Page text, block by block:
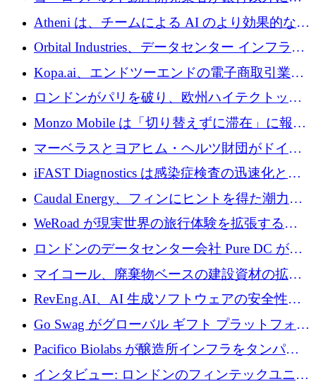
目を向けているため、InRentoの資金調達額は
1億ユーロを突破
Atheni は、チームによる AI のより効果的な使
用を支援するために 35 万ポンドを確保
Orbital Industries、データセンター インフラス
トラクチャ システムの拡張に 5,000 万ドルを
確保
Kopa.ai、エンドツーエンドの電子商取引業務
用の AI エージェントを構築するために 200
ロンドンがパリを破り、欧州ハイテクトップ
の座を奪還
Monzo Mobile は「切り替えずに滞在」に報酬
を与える
マーベラスとヨアヒム・ヘルツ財団がドイツ
の商業化ギャップを埋めるために2,000万ユー
ロのディープテック基金を立ち上げる
iFAST Diagnostics は感染症検査の迅速化と抗
菌薬耐性への取り組みに 500 万ポンドを寄付
Caudal Energy、フィンにヒントを得た潮力発
電技術の規模拡大に向けて 430 万ポンドを調
WeRoad が現実世界の旅行体験を拡張するた
めに 5,800 万ドルを獲得
ロンドンのデータセンター会社 Pure DC が欧
州と中東の拡張に 27 億ドルを確保
マイコール、廃棄物ベースの建設資材の拡大
に400万ポンドを投資
RevEng.AI、AI 生成ソフトウェアの安全性を
確保するために 1,500 万ドルを調達
Go Swag がグローバル ギフト プラットフォー
ムを拡大するために 500 万ドルを調達
Pacifico Biolabs が醸造所インフラをタンパク
質生産に転換するために 700 万ユーロを調達
インタビュー: ロンドンのフィンテックユニコ